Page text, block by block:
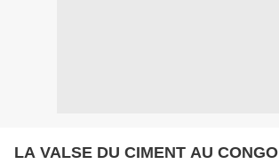
LA VALSE DU CIMENT AU CONGO